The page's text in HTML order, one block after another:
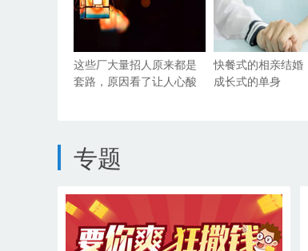
这些厂大量招人原来都是
套路，原因看了让人心酸
快餐式的相亲结婚
成长式的单身
专题